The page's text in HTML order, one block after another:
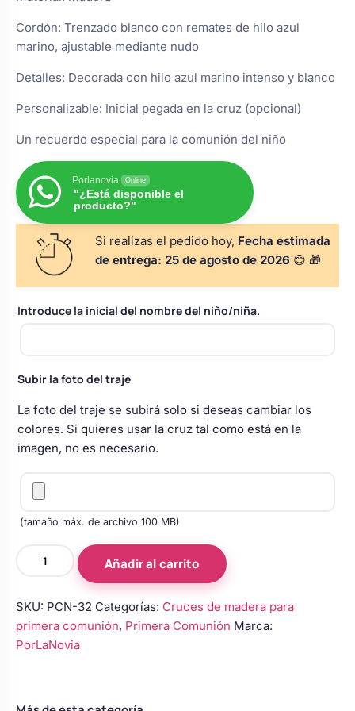
floral coche
Cordón: Trenzado blanco con remates de hilo azul
marino, ajustable mediante nudo
Detalles: Decorada con hilo azul marino intenso y blanco
Personalizable: Inicial pegada en la cruz (opcional)
Un recuerdo especial para la comunión del niño
Porlanovia Online
"¿Está disponible el
producto?"
Si realizas el pedido hoy, Fecha estimada
de entrega: 25 de agosto de 2026 😊 🎁
Introduce la inicial del nombre del niño/niña.
Subir la foto del traje
La foto del traje se subirá solo si deseas cambiar los
colores. Si quieres usar la cruz tal como está en la
imagen, no es necesario.
(tamaño máx. de archivo 100 MB)
para
Niño
Azul
cantidad
Añadir al carrito
SKU: PCN-32 Categorías: Cruces de madera para
primera comunión, Primera Comunión Marca:
PorLaNovia